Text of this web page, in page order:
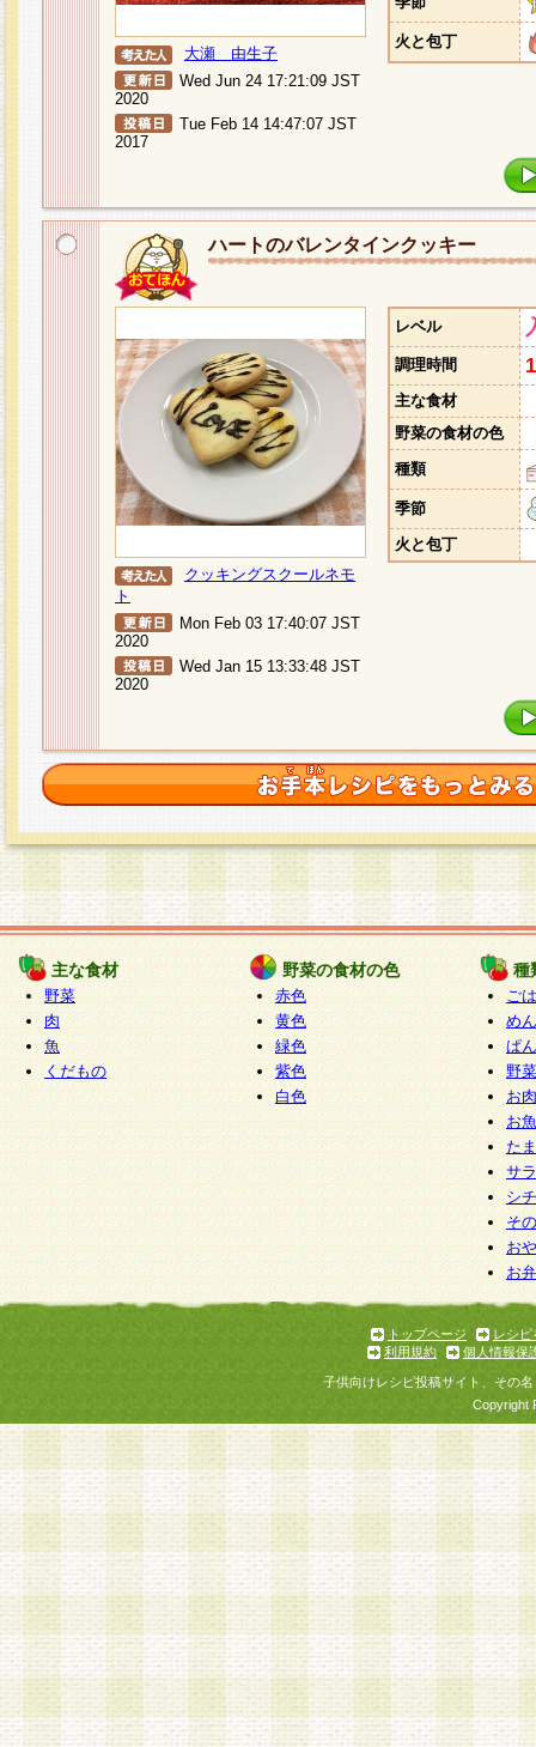
大瀬 由生子
Wed Jun 24 17:21:09 JST
2020
Tue Feb 14 14:47:07 JST
2017
火と包丁
ハートのバレンタインクッキー
クッキングスクールネモ
ト
Mon Feb 03 17:40:07 JST
2020
Wed Jan 15 13:33:48 JST
2020
レベル
調理時間
主な食材
野菜の食材の色
種類
季節
火と包丁
主な食材
野菜
肉
魚
くだもの
野菜の食材の色
赤色
黄色
緑色
紫色
白色
種
ご
めん
ぱん
野
お
お
た
サ
シ
そ
お
お
トップページ
レシピ
利用規約
個人情報保
子供向けレシピ投稿サイト、その
Copyright